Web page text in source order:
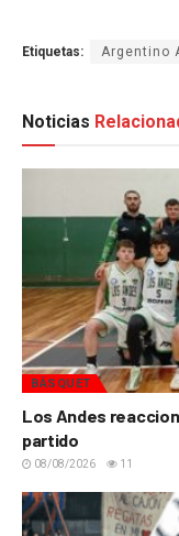
Etiquetas: Argentino
Noticias
BÁSQUET
Los Andes
partido
08/08/2026 11